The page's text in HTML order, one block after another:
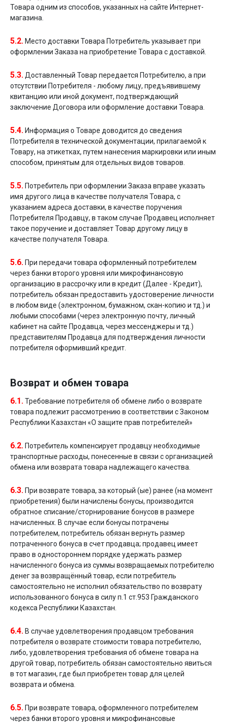
Товара одним из способов, указанных на сайте Интернет-
магазина.
5.2. Место доставки Товара Потребитель указывает при
оформлении Заказа на приобретение Товара с доставкой.
5.3. Доставленный Товар передается Потребителю, а при
отсутствии Потребителя - любому лицу, предъявившему
квитанцию или иной документ, подтверждающий
заключение Договора или оформление доставки Товара.
5.4. Информация о Товаре доводится до сведения
Потребителя в технической документации, прилагаемой к
Товару, на этикетках, путем нанесения маркировки или иным
способом, принятым для отдельных видов товаров.
5.5. Потребитель при оформлении Заказа вправе указать
имя другого лица в качестве получателя Товара, с
указанием адреса доставки, в качестве поручения
Потребителя Продавцу, в таком случае Продавец исполняет
такое поручение и доставляет Товар другому лицу в
качестве получателя Товара.
5.6. При передачи товара оформленный потребителем
через банки второго уровня или микрофинансовую
организацию в рассрочку или в кредит (Далее - Кредит),
потребитель обязан предоставить удостоверение личности
в любом виде (электронном, бумажном, скан-копию и тд.) и
любыми способами (через электронную почту, личный
кабинет на сайте Продавца, через мессенджеры и тд.)
представителям Продавца для подтверждения личности
потребителя оформивший кредит.
Возврат и обмен товара
6.1.Требование потребителя об обмене либо о возврате
товара подлежит рассмотрению в соответствии с Законом
Республики Казахстан «О защите прав потребителей»
6.2. Потребитель компенсирует продавцу необходимые
транспортные расходы, понесенные в связи с организацией
обмена или возврата товара надлежащего качества.
6.3. При возврате товара, за который (ые) ранее (на момент
приобретения) были начислены бонусы, производится
обратное списание/сторнирование бонусов в размере
начисленных. В случае если бонусы потрачены
потребителем, потребитель обязан вернуть размер
потраченного бонуса в счет продавца; продавец имеет
право в одностороннем порядке удержать размер
начисленного бонуса из суммы возвращаемых потребителю
денег за возвращённый товар, если потребитель
самостоятельно не исполнил обязательство по возврату
использованного бонуса в силу п.1 ст.953 Гражданского
кодекса Республики Казахстан.
6.4. В случае удовлетворения продавцом требования
потребителя о возврате стоимости товара потребителю,
либо, удовлетворения требования об обмене товара на
другой товар, потребитель обязан самостоятельно явиться
в тот магазин, где был приобретен товар для целей
возврата и обмена.
6.5. При возврате товара, оформленного потребителем
через банки второго уровня и микрофинансовые